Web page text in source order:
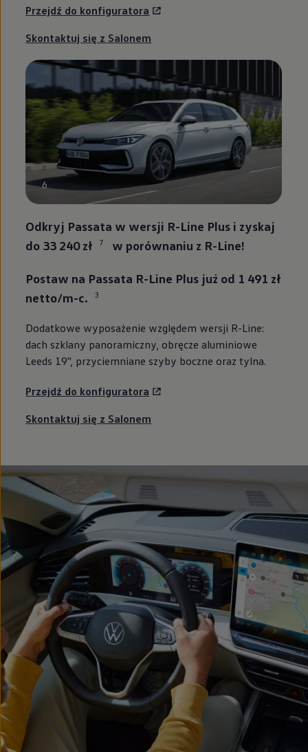
Przejdź do konfiguratora
Skontaktuj się z Salonem
6
Odkryj Passata w wersji R-Line Plus i zyskaj
do 33 240 zł
7 w porównaniu z R-Line!
Postaw na Passata R-Line Plus już od 1 491 zł
netto/m-c.
3
Dodatkowe wyposażenie względem wersji R-Line:
dach szklany panoramiczny, obręcze aluminiowe
Leeds 19'', przyciemniane szyby boczne oraz tylna.
Przejdź do konfiguratora
Skontaktuj się z Salonem